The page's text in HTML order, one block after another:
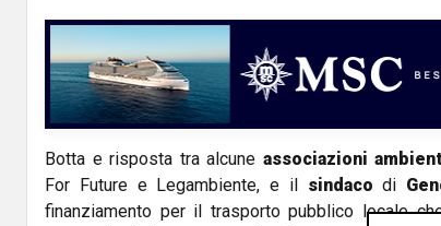
Botta e risposta tra alcune associazioni
For Future e Legambiente, e il sindaco di
finanziamento per il trasporto pubblico locale